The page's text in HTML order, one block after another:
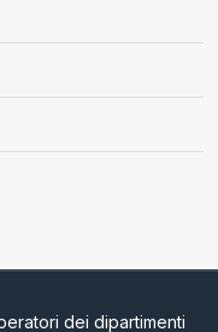
dei dipartimenti